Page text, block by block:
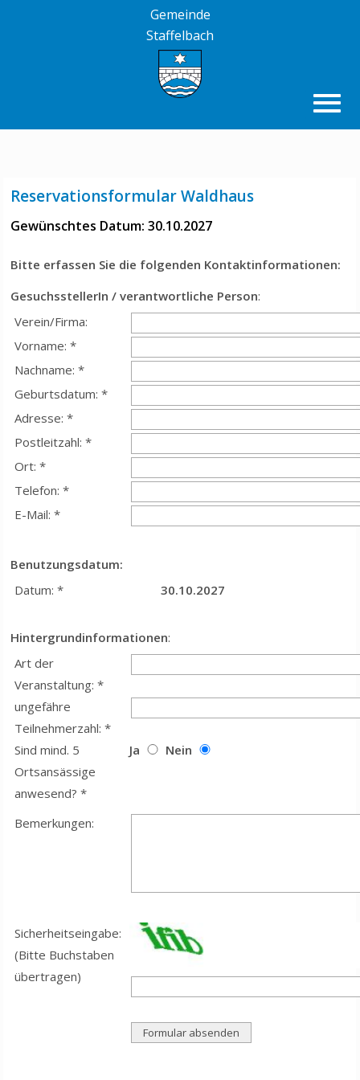
Gemeinde
Staffelbach
Reservationsformular Waldhaus
Gewünschtes Datum: 30.10.2027
Bitte erfassen Sie die folgenden Kontaktinformationen:
GesuchsstellerIn / verantwortliche Person:
Verein/Firma:
Vorname: *
Nachname: *
Geburtsdatum: *
Adresse: *
Postleitzahl: *
Ort: *
Telefon: *
E-Mail: *
Benutzungsdatum:
Datum: *
30.10.2027
Hintergrundinformationen:
Art der
Veranstaltung: *
ungefähre
Teilnehmerzahl: *
Sind mind. 5
Ortsansässige
anwesend? *
Ja Nein
Bemerkungen:
Sicherheitseingabe:
(Bitte Buchstaben
übertragen)